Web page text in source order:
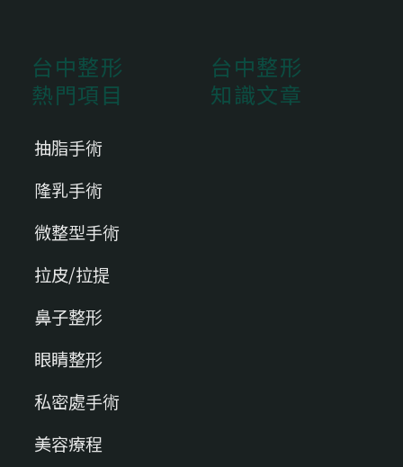
台中整形
熱門項目
抽脂手術
隆乳手術
微整型手術
拉皮/拉提
鼻子整形
眼睛整形
私密處手術
美容療程
台中整形
知識文章